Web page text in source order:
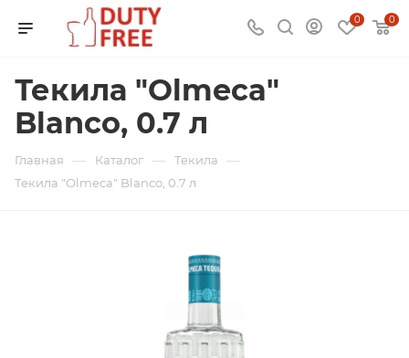
0 0
Текила "Olmeca"
Blanco, 0.7 л
Главная — Каталог — Текила —
Текила "Olmeca" Blanco, 0.7 л